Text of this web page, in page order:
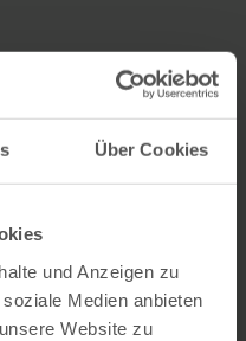
Über Cookies
und Anzeigen zu
Medien anbieten
Website zu